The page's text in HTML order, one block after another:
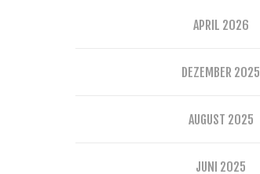
APRIL 2026
DEZEMBER 2025
AUGUST 2025
JUNI 2025